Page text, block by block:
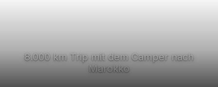
8.000 km Trip mit dem Camper nach
Marokko